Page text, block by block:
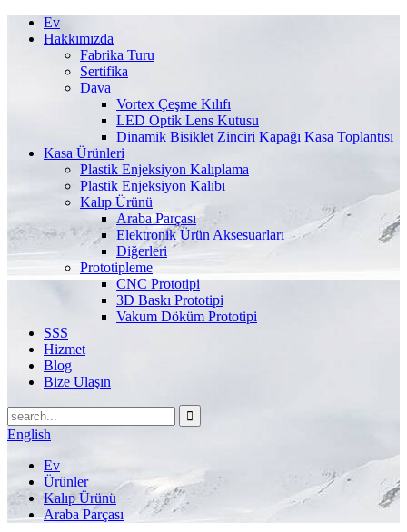
Ev
Hakkımızda
Fabrika Turu
Sertifika
Dava
Vortex Çeşme Kılıfı
LED Optik Lens Kutusu
Dinamik Bisiklet Zinciri Kapağı Kasa Toplantısı
Kasa Ürünleri
Plastik Enjeksiyon Kalıplama
Plastik Enjeksiyon Kalıbı
Kalıp Ürünü
Araba Parçası
Elektronik Ürün Aksesuarları
Diğerleri
Prototipleme
CNC Prototipi
3D Baskı Prototipi
Vakum Döküm Prototipi
SSS
Hizmet
Blog
Bize Ulaşın
English
Ev
Ürünler
Kalıp Ürünü
Araba Parçası